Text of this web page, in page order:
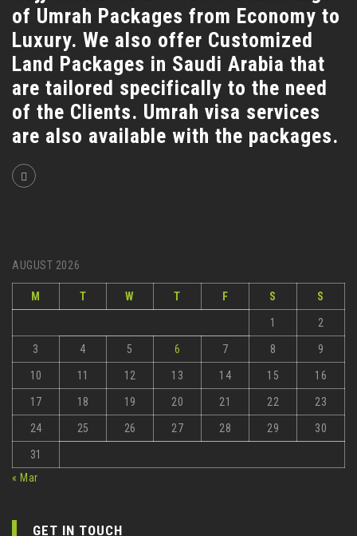
of Umrah Packages from Economy to
Luxury. We also offer Customized
Land Packages in Saudi Arabia that
are tailored specifically to the need
of the Clients. Umrah visa services
are also available with the packages.
AUGUST 2026
M T W T F S S
1 2
3 4 5 6 7 8 9
10 11 12 13 14 15 16
17 18 19 20 21 22 23
24 25 26 27 28 29 30
31
« Mar
GET IN TOUCH